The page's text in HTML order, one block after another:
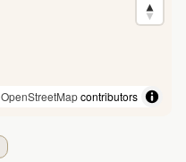
OpenStreetMapcontributors